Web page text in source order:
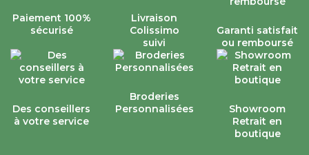
Paiement 100%
sécurisé
Livraison
Colissimo
suivi
Garanti satisfait
ou remboursé
Des conseillers
à votre service
Broderies
Personnalisées
Showroom
Retrait en
boutique